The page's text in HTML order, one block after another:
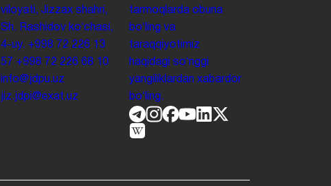
viloyati, Jizzax shahri,
Sh. Rashidov koʻchasi,
4-uy. +998 72 226 13
57 +998 72 226 68 10
info@jdpu.uz
jiz.jdpi@exat.uz
tarmoqlarda obuna
boʻling va
taraqqiyotimiz
haqidagi soʻnggi
yangiliklardan xabardor
boʻling.